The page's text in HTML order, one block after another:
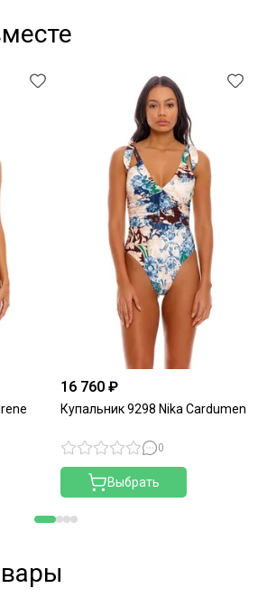
16 760 ₽
Купальник 9298 Nika Cardumen
0
Выбрать